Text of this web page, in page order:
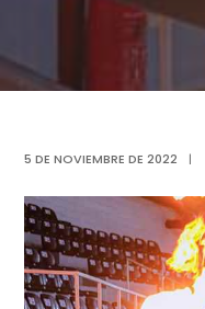
5 DE NOVIEMBRE DE 2022 |